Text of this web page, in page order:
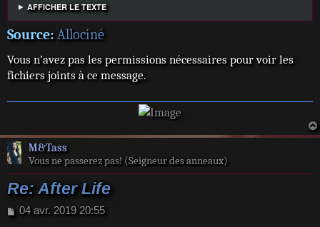
AFFICHER LE TEXTE
Source: Allociné
Vous n’avez pas les permissions nécessaires pour voir les
fichiers joints à ce message.
M&Tass
Vous ne passerez pas! (Seigneur des anneaux)
Re: After Life
M
04 avr. 2019 20:55